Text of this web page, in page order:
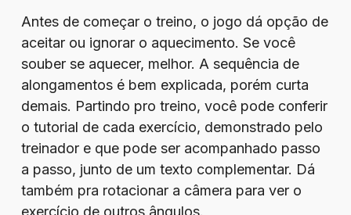
Antes de começar o treino, o jogo dá opção de
aceitar ou ignorar o aquecimento. Se você
souber se aquecer, melhor. A sequência de
alongamentos é bem explicada, porém curta
demais. Partindo pro treino, você pode conferir
o tutorial de cada exercício, demonstrado pelo
treinador e que pode ser acompanhado passo
a passo, junto de um texto complementar. Dá
também pra rotacionar a câmera para ver o
exercício de outros ângulos.